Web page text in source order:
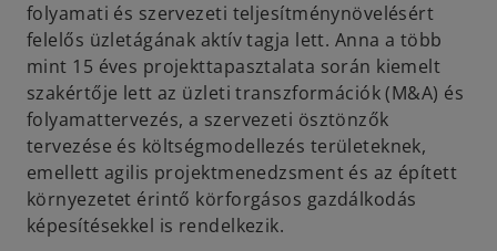
folyamati és szervezeti teljesítménynövelésért
felelős üzletágának aktív tagja lett. Anna a több
mint 15 éves projekttapasztalata során kiemelt
szakértője lett az üzleti transzformációk (M&A) és
folyamattervezés, a szervezeti ösztönzők
tervezése és költségmodellezés területeknek,
emellett agilis projektmenedzsment és az épített
környezetet érintő körforgásos gazdálkodás
képesítésekkel is rendelkezik.